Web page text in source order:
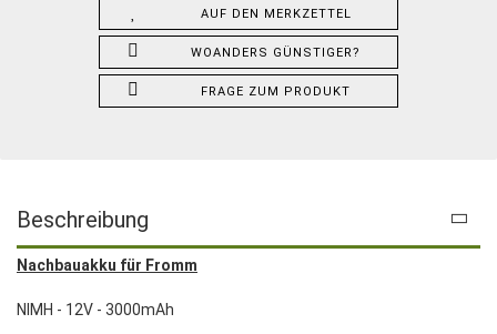
AUF DEN MERKZETTEL
WOANDERS GÜNSTIGER?
FRAGE ZUM PRODUKT
Beschreibung
Nachbauakku für Fromm
NIMH - 12V - 3000mAh